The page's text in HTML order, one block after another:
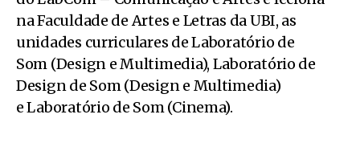
na Faculdade de Artes e Letras da UBI, as
unidades curriculares de Laboratório de
Som (Design e Multimedia), Laboratório de
Design de Som (Design e Multimedia)
e Laboratório de Som (Cinema).